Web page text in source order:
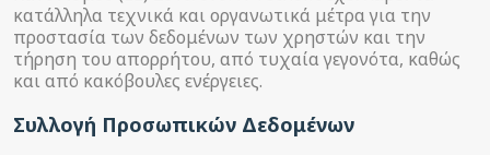
κατάλληλα τεχνικά και οργανωτικά μέτρα για την
προστασία των δεδομένων των χρηστών και την
τήρηση του απορρήτου, από τυχαία γεγονότα, καθώς
και από κακόβουλες ενέργειες.
Συλλογή Προσωπικών Δεδομένων